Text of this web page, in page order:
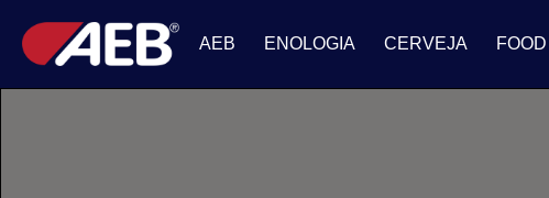
AEB ENOLOGIA CERVEJA FOOD